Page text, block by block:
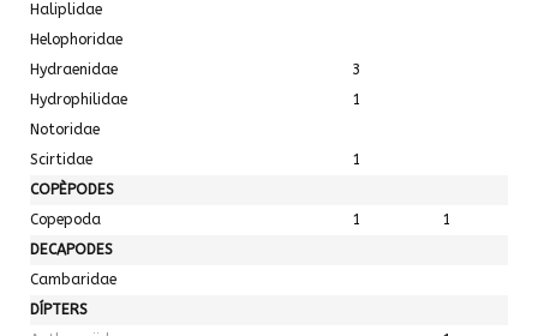
Haliplidae
Helophoridae
Hydraenidae
3
Hydrophilidae
1
Notoridae
Scirtidae
1
COPÈPODES
Copepoda
1 1
DECAPODES
Cambaridae
DÍPTERS